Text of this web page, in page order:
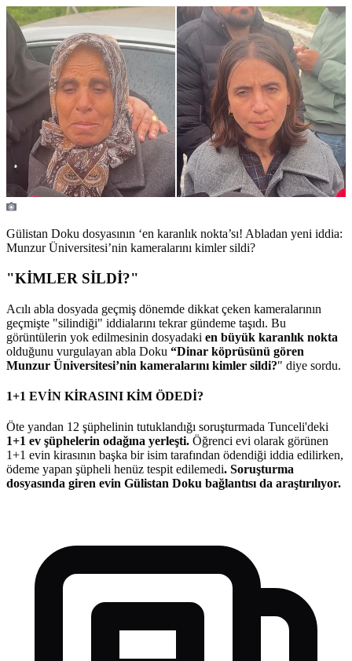
Gülistan Doku dosyasının ‘en karanlık nokta’sı! Abladan yeni iddia:
Munzur Üniversitesi’nin kameralarını kimler sildi?
"KİMLER SİLDİ?"
Acılı abla dosyada geçmiş dönemde dikkat çeken kameralarının
geçmişte "silindiği" iddialarını tekrar gündeme taşıdı. Bu
görüntülerin yok edilmesinin dosyadaki en büyük karanlık nokta
olduğunu vurgulayan abla Doku “Dinar köprüsünü gören
Munzur Üniversitesi’nin kameralarını kimler sildi?" diye sordu.
1+1 EVİN KİRASINI KİM ÖDEDİ?
Öte yandan 12 şüphelinin tutuklandığı soruşturmada Tunceli'deki
1+1 ev şüphelerin odağına yerleşti. Öğrenci evi olarak görünen
1+1 evin kirasının başka bir isim tarafından ödendiği iddia edilirken,
ödeme yapan şüpheli henüz tespit edilemedi. Soruşturma
dosyasında giren evin Gülistan Doku bağlantısı da araştırılıyor.